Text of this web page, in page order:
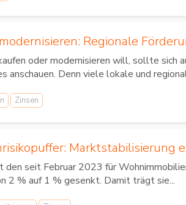
Regionale
oder modernisieren will, sollte sich
anschauen. Denn viele lokale und
Zinsen
Marktstabilisierung
den seit Februar 2023 für
2 % auf 1 % gesenkt. Damit trägt sie...